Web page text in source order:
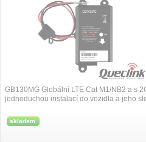
GB130MG Globální LTE Cat M1/NB2 a s
jednoduchou instalací do vozidla a jeho
skladem